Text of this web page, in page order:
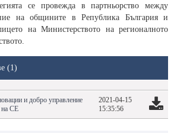
се провежда в партньорство между
на общините в Република България и
на Министерството на регионалното
(1)
и добро управление
на СЕ
2021-04-15
15:35:56